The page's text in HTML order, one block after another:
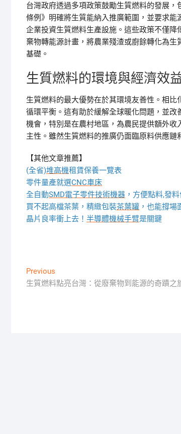
台灣政府透過多項政策鼓勵生質燃料的發展
條例》明確將生質能納入推廣範圍，並要求
企業投資生質燃料生產設施。這些政策不僅
棄物轉能源計畫，將農業殘渣或廚餘轉化為
基礎。
生質燃料的環境與經濟效
生質燃料的最大優勢在於其環境友善性。相
循環平衡。這有助於緩解全球暖化問題，並
機會，特別是在農村地區，為農民提供額外
主性。雖然生質燃料的推廣仍面臨原料供應
【其他文章推薦】
(全省)堆高機租賃保養一覽表
零件量產就選CNC車床
全自動SMD電子零件技術機器 ，方便點料,發
買不起高檔茶葉，精緻包裝茶葉罐 ，也能撐場
晶片良率衝上去！ 半導體機械手臂是關鍵
文
章
Previous
post:
生質燃料點亮台灣：從廢棄物到能源的奇蹟之